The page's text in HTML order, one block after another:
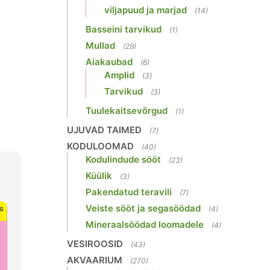
viljapuud ja marjad (14)
Basseini tarvikud (1)
Mullad (29)
Aiakaubad (6)
Amplid (3)
Tarvikud (3)
Tuulekaitsevõrgud (1)
UJUVAD TAIMED (7)
KODULOOMAD (40)
Kodulindude sööt (23)
Küülik (3)
Pakendatud teravili (7)
Veiste sööt ja segasöödad (4)
Mineraalsöödad loomadele (4)
VESIROOSID (43)
AKVAARIUM (270)